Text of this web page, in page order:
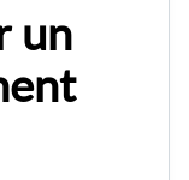
un